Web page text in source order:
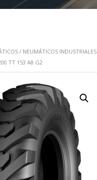
/ NEUMÁTICOS INDUSTRIALES
TT 153 A8 G2